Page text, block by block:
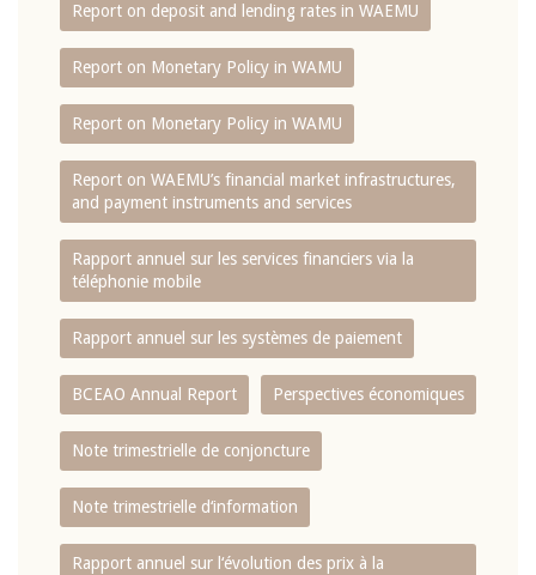
Report on deposit and lending rates in WAEMU
Report on Monetary Policy in WAMU
Report on Monetary Policy in WAMU
Report on WAEMU’s financial market infrastructures,
and payment instruments and services
Rapport annuel sur les services financiers via la
téléphonie mobile
Rapport annuel sur les systèmes de paiement
BCEAO Annual Report Perspectives économiques
Note trimestrielle de conjoncture
Note trimestrielle d‘information
Rapport annuel sur l‘évolution des prix à la